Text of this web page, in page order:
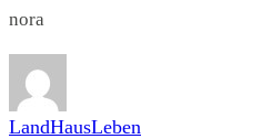
nora
LandHausLeben